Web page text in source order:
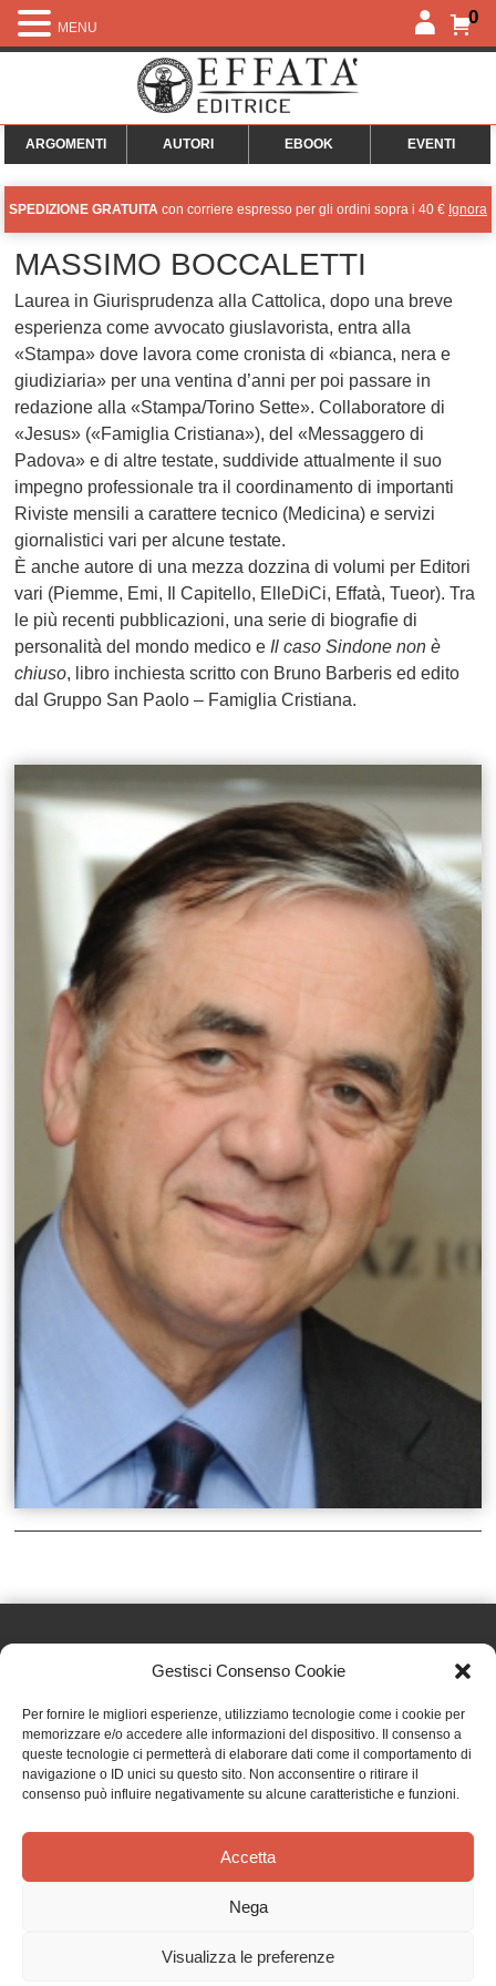
Gestisci Consenso Cookie
Per fornire le migliori esperienze, utilizziamo tecnologie come i cookie per
memorizzare e/o accedere alle informazioni del dispositivo. Il consenso a
queste tecnologie ci permetterà di elaborare dati come il comportamento di
navigazione o ID unici su questo sito. Non acconsentire o ritirare il
consenso può influire negativamente su alcune caratteristiche e funzioni.
Accetta
Nega
Visualizza le preferenze
0
ARGOMENTI AUTORI EBOOK EVENTI
SPEDIZIONE GRATUITA con corriere espresso per gli ordini sopra i 40 € Ignora
MASSIMO BOCCALETTI
Laurea in Giurisprudenza alla Cattolica, dopo una breve
esperienza come avvocato giuslavorista, entra alla
«Stampa» dove lavora come cronista di «bianca, nera e
giudiziaria» per una ventina d’anni per poi passare in
redazione alla «Stampa/Torino Sette». Collaboratore di
«Jesus» («Famiglia Cristiana»), del «Messaggero di
Padova» e di altre testate, suddivide attualmente il suo
impegno professionale tra il coordinamento di importanti
Riviste mensili a carattere tecnico (Medicina) e servizi
giornalistici vari per alcune testate.
È anche autore di una mezza dozzina di volumi per Editori
vari (Piemme, Emi, Il Capitello, ElleDiCi, Effatà, Tueor). Tra
le più recenti pubblicazioni, una serie di biografie di
personalità del mondo medico e Il caso Sindone non è
chiuso, libro inchiesta scritto con Bruno Barberis ed edito
dal Gruppo San Paolo – Famiglia Cristiana.
Effatà Editrice di Pellegrino Paolo SAS
C.F. e P.IVA 09655250018
Via Tre Denti, 1 - 10060 Cantalupa (TO)
Telefono: (+39) 0121 353452 - Fax: (+39) 0121 353839
TERMINI E CONDIZIONI
MENU